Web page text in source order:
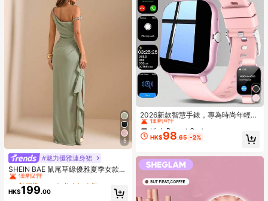
5
#魅力優雅連身裙
SHEIN BAE 鼠尾草綠優雅夏季女款用
餐禮服，斜肩扭結抹胸百褶高開衩荷
葉邊裹身長款伴娘派對洋裝
#9 熱銷榜 Top 在 美人魚 女裝
僅剩2件
#9 熱銷榜 Top
僅剩2件
#9 熱銷榜 Top
僅剩2件
HK$199.00
2026新款智慧手錶，專為時尚年輕女
性、男性與情侶設計，支援無線通
話、音樂控制，相容 Android/iOS 手
機，派對、新年、情人節、復活節、
High Repeat Customers
僅剩4件
High Repeat Customers
僅剩4件
High Repeat Customers
僅剩4件
僅剩4件
HK$98.65 -2%